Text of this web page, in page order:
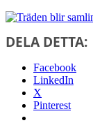
DELA DETTA:
Facebook
LinkedIn
X
Pinterest